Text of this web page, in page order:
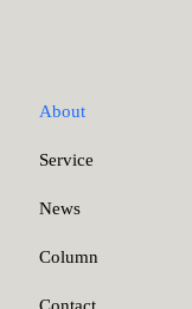
About
Service
News
Column